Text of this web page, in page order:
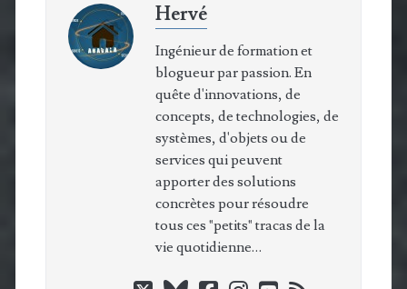
Hervé
Ingénieur de formation et
blogueur par passion. En
quête d'innovations, de
concepts, de technologies, de
systèmes, d'objets ou de
services qui peuvent
apporter des solutions
concrètes pour résoudre
tous ces "petits" tracas de la
vie quotidienne…